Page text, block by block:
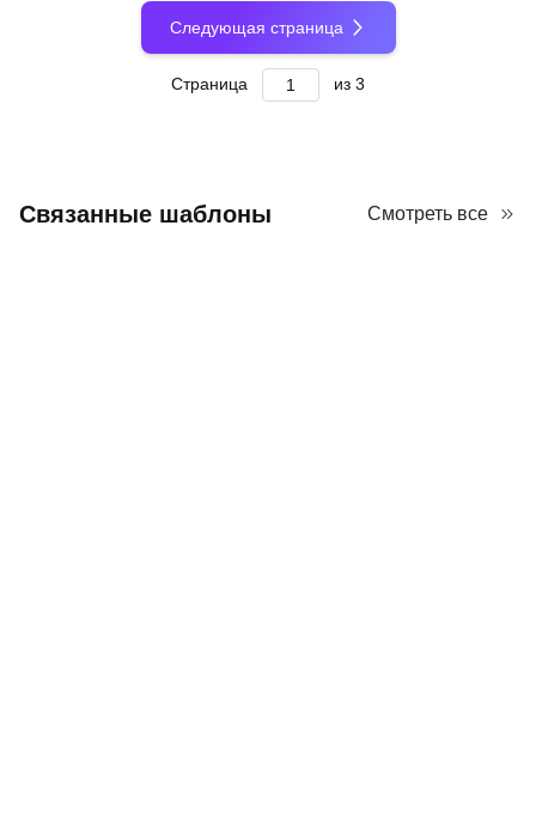
Следующая страница
Страница из 3
Связанные шаблоны Смотреть все